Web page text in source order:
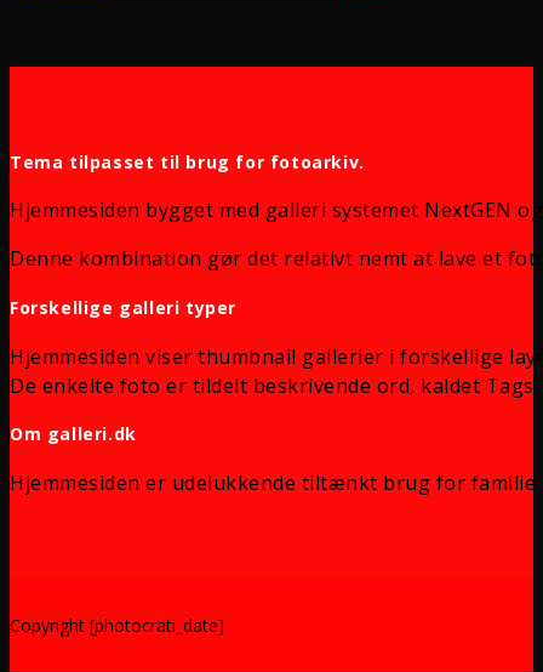
Tema tilpasset til brug for fotoarkiv.
Hjemmesiden bygget med galleri systemet NextGEN
Denne kombination gør det relativt nemt at lave et
Forskellige galleri typer
Hjemmesiden viser thumbnail gallerier i forskellige
De enkelte foto er tildelt beskrivende ord, kaldet
Om galleri.dk
Hjemmesiden er udelukkende tiltænkt brug for
Copyright [photocrati_date]